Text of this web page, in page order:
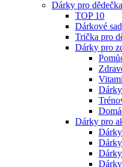
Dárky pro dědečka
TOP 10
Dárkové
Trička pro
Dárky pro
Dárky pro